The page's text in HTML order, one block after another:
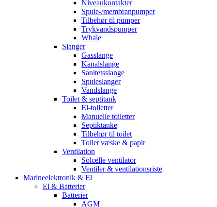
Niveaukontakter
Spule-/membranpumper
Tilbehør til pumper
Trykvandspumper
Whale
Slanger
Gasslange
Kanalslange
Sanitetsslange
Spuleslanger
Vandslange
Toilet & septitank
El-toiletter
Manuelle toiletter
Septiktanke
Tilbehør til toilet
Toilet væske & papir
Ventilation
Solcelle ventilator
Ventiler & ventilationsriste
Marineelektronik & El
El & Batterier
Batterier
AGM